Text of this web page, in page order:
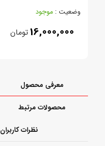
وضعیت : موجود
16,000,000تومان
معرفی محصول
محصولات مرتبط
نظرات کاربران